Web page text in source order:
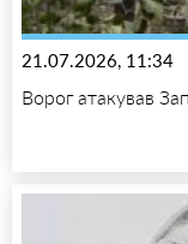
21.07.2026, 11:34
Ворог атакував